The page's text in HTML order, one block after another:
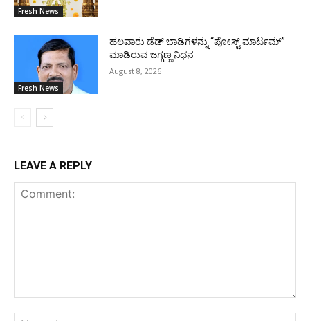
Fresh News
Fresh News
ಹಲವಾರು ಡೆಡ್ ಬಾಡಿಗಳನ್ನು “ಪೋಸ್ಟ್ ಮಾರ್ಟಮ್”
ಮಾಡಿರುವ ಜಗ್ಗಣ್ಣ ನಿಧನ
August 8, 2026
LEAVE A REPLY